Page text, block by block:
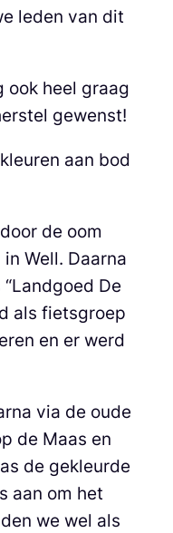
leden van dit
ook heel graag
gewenst!
aan bod
de oom
Well. Daarna
De
als fietsgroep
en er werd
via de oude
de Maas en
de gekleurde
aan om het
we wel als